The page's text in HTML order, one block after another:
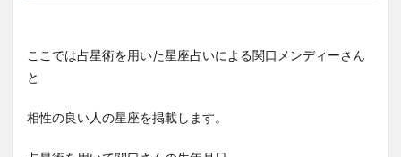
ここでは占星術を用いた星座占いによる関口メンディーさん
と
相性の良い人の星座を掲載します。